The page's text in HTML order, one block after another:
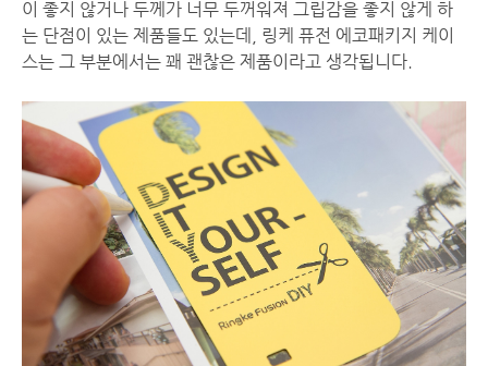
이 좋지 않거나 두께가 너무 두꺼워져 그립감을 좋지 않게 하
는 단점이 있는 제품들도 있는데, 링케 퓨전 에코패키지 케이
스는 그 부분에서는 꽤 괜찮은 제품이라고 생각됩니다.